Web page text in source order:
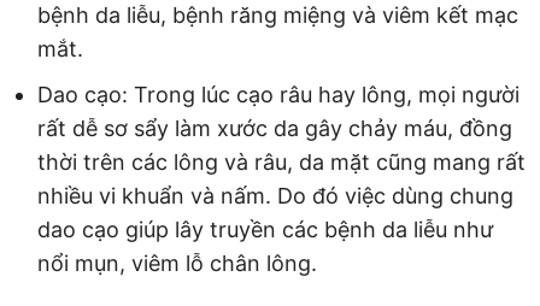
bệnh da liễu, bệnh răng miệng và viêm kết mạc
mắt.
Dao cạo: Trong lúc cạo râu hay lông, mọi người
rất dễ sơ sẩy làm xước da gây chảy máu, đồng
thời trên các lông và râu, da mặt cũng mang rất
nhiều vi khuẩn và nấm. Do đó việc dùng chung
dao cạo giúp lây truyền các bệnh da liễu như
nổi mụn, viêm lỗ chân lông.